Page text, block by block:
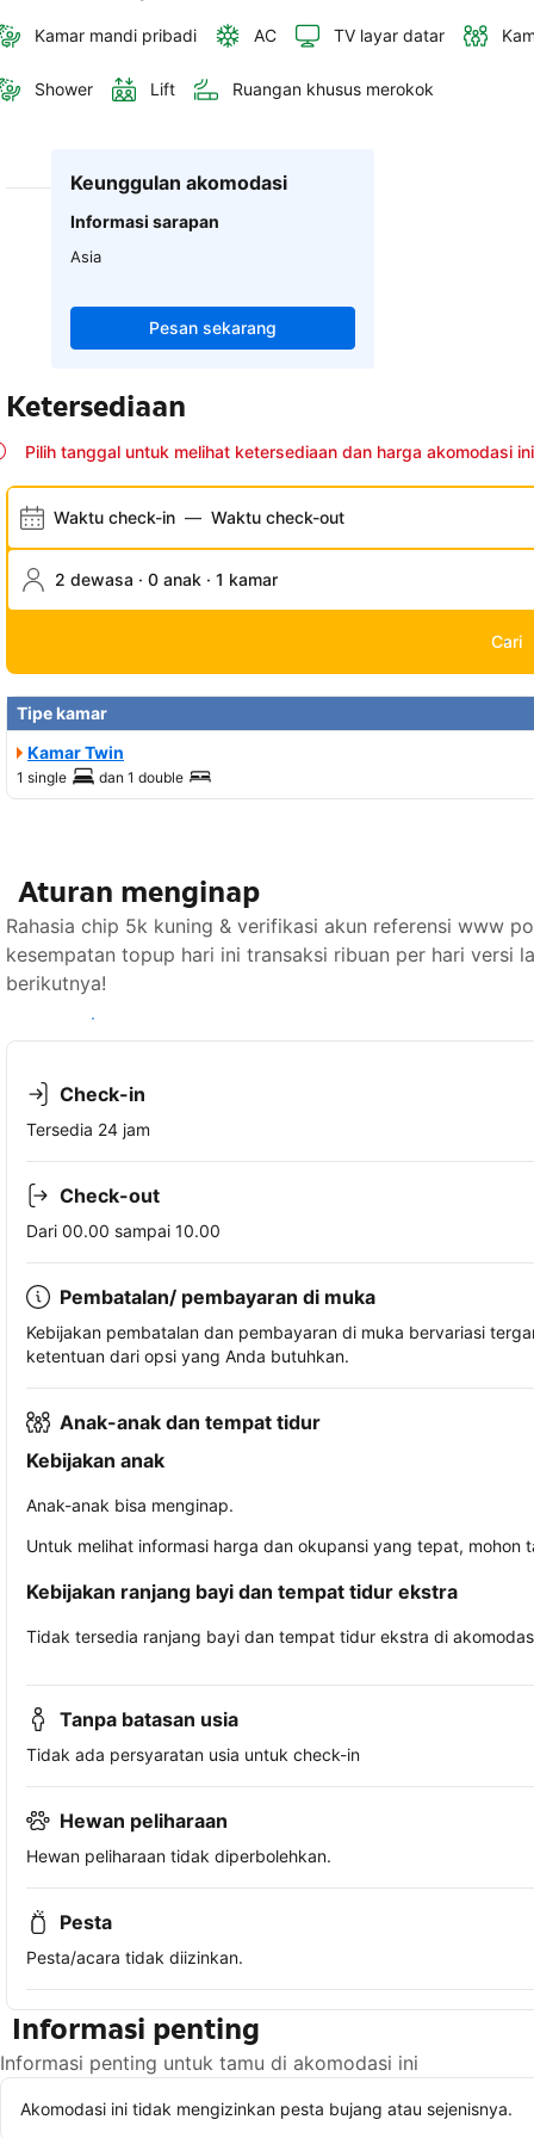
Kamar mandi pribadi AC TV layar datar
Shower Lift Ruangan khusus merokok
Keunggulan akomodasi
Informasi sarapan
Asia
Pesan sekarang
Ketersediaan
Pilih tanggal untuk melihat ketersediaan dan harga akomodasi ini
Waktu check-in — Waktu check-out
2 dewasa · 0 anak · 1 kamar
Cari
Tipe kamar
Kamar Twin
1 single dan 1 double
Aturan menginap
Rahasia chip 5k kuning & verifikasi akun referensi www
kesempatan topup hari ini transaksi ribuan per hari versi
berikutnya!
Lihat ketersediaan
Check-in
Tersedia 24 jam
Check-out
Dari 00.00 sampai 10.00
Pembatalan/ pembayaran di muka
Kebijakan pembatalan dan pembayaran di muka bervariasi
ketentuan dari opsi yang Anda butuhkan.
Anak-anak dan tempat tidur
Kebijakan anak
Anak-anak bisa menginap.
Untuk melihat informasi harga dan okupansi yang tepat,
Kebijakan ranjang bayi dan tempat tidur ekstra
Tidak tersedia ranjang bayi dan tempat tidur ekstra di
Tanpa batasan usia
Tidak ada persyaratan usia untuk check-in
Hewan peliharaan
Hewan peliharaan tidak diperbolehkan.
Pesta
Pesta/acara tidak diizinkan.
Informasi penting
Informasi penting untuk tamu di akomodasi ini
Akomodasi ini tidak mengizinkan pesta bujang atau sejenisnya.